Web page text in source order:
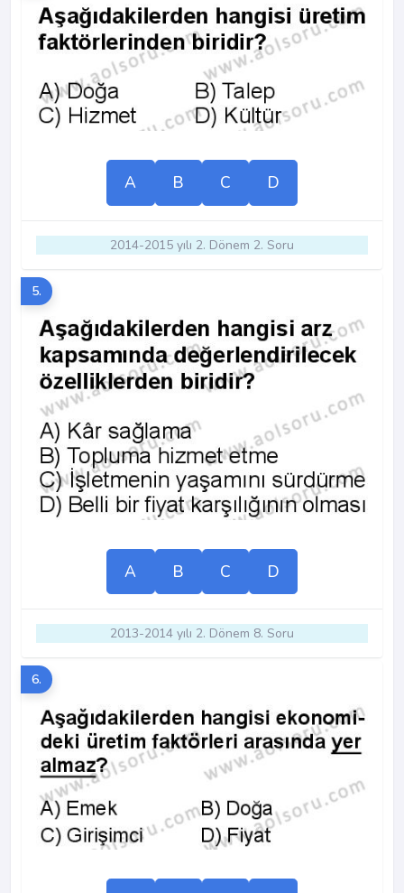
A B C D
2014-2015 yılı 2. Dönem 2. Soru
5.
A B C D
2013-2014 yılı 2. Dönem 8. Soru
6.